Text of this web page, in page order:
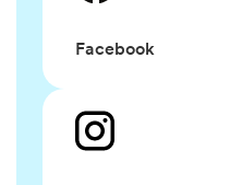
Facebook